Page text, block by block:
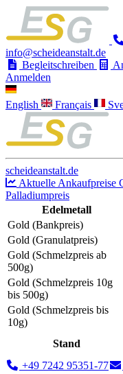
info@scheideanstalt.de
Begleitschreiben
Anmelden
English Français
scheideanstalt.de
Aktuelle Ankaufpreise
Palladiumpreis
Edelmetall
Gold (Bankpreis)
Gold (Granulatpreis)
Gold (Schmelzpreis ab
500g)
Gold (Schmelzpreis 10g
bis 500g)
Gold (Schmelzpreis bis
10g)
Stand
+49 7242 95351-77